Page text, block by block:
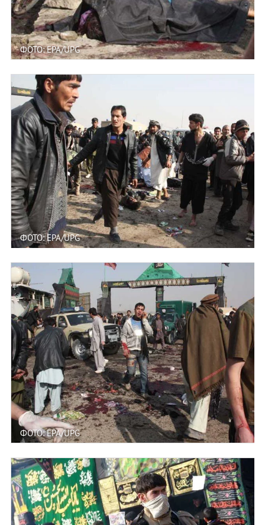
ФОТО: EPA/UPG
ФОТО: EPA/UPG
ФОТО: EPA/UPG